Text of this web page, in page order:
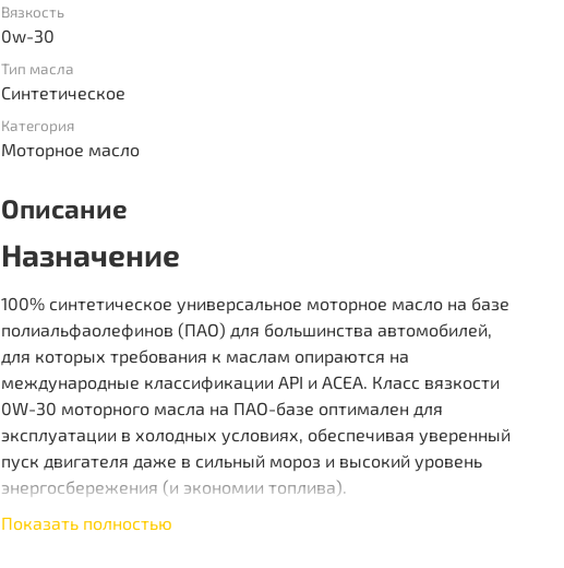
Вязкость
0w-30
Тип масла
Синтетическое
Категория
Моторное масло
Описание
Назначение
100% синтетическое универсальное моторное масло на базе
полиальфаолефинов (ПАО) для большинства автомобилей,
для которых требования к маслам опираются на
международные классификации API и ACEA. Класс вязкости
0W-30 моторного масла на ПАО-базе оптимален для
эксплуатации в холодных условиях, обеспечивая уверенный
пуск двигателя даже в сильный мороз и высокий уровень
энергосбережения (и экономии топлива).
100% ПАО-синтетическое универсальное масло для
Показать полностью